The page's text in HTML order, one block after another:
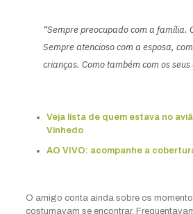
“Sempre preocupado com a família.
Sempre atencioso com a esposa,
crianças. Como também com os seus
Veja lista de quem estava no
Vinhedo
AO VIVO: acompanhe a
O amigo conta ainda sobre os
costumavam se encontrar.